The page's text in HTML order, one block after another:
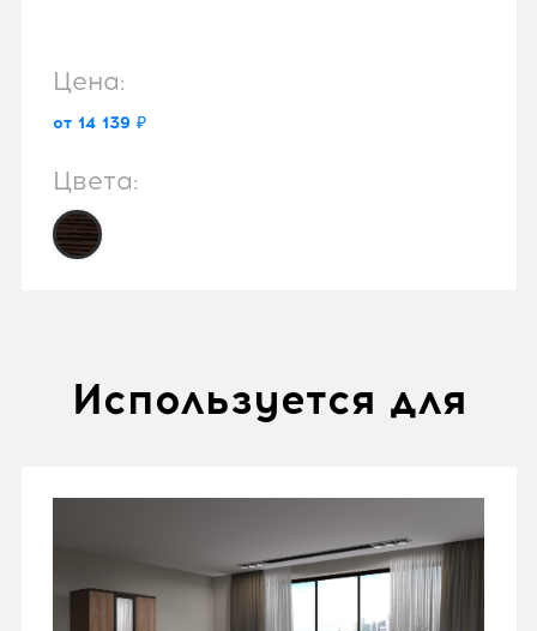
Цена:
от 14 139 ₽
Цвета:
Используется для